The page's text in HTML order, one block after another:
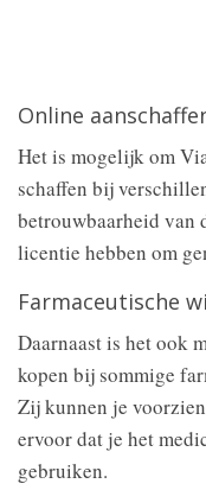
Online
Het is mogelijk om
schaffen bij
betrouwbaarheid van
licentie hebben om
Farmaceutische
Daarnaast is het ook
kopen bij sommige
Zij kunnen je
ervoor dat je het
gebruiken.